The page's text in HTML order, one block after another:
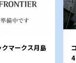
マークス月島